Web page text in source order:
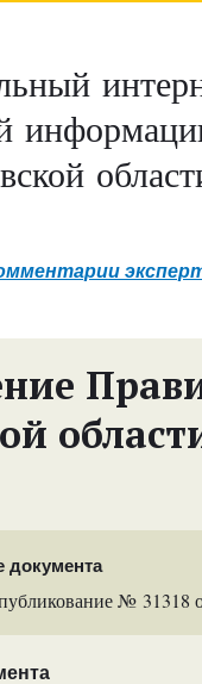
документа
№ 31318